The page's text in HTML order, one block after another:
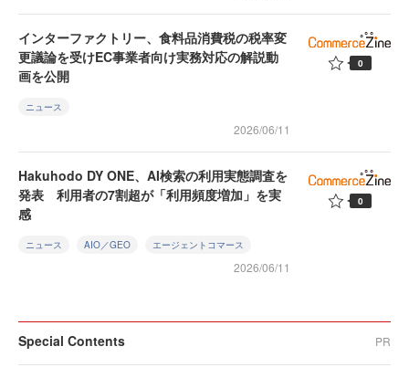
インターファクトリー、食料品消費税の税率変
更議論を受けEC事業者向け実務対応の解説動
画を公開
ニュース
2026/06/11
0
Hakuhodo DY ONE、AI検索の利用実態調査を
発表 利用者の7割超が「利用頻度増加」を実
感
ニュース AIO／GEO エージェントコマース
2026/06/11
0
Special Contents PR